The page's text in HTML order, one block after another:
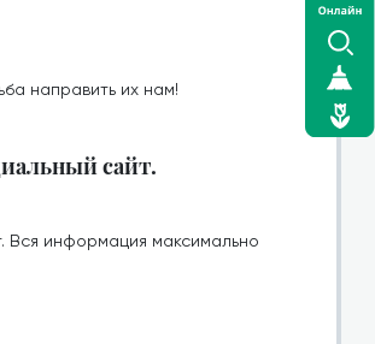
направить их нам!
сайт.
Вся информация максимально